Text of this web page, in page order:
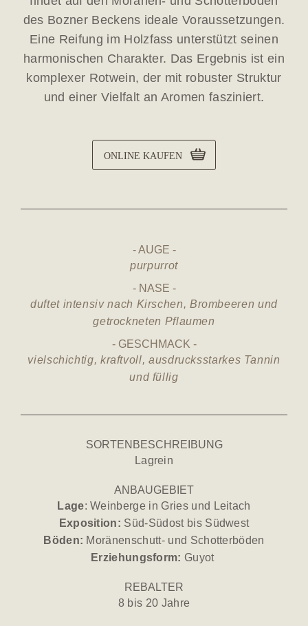
des Bozner Beckens ideale Voraussetzungen.
Eine Reifung im Holzfass unterstützt seinen
harmonischen Charakter. Das Ergebnis ist ein
komplexer Rotwein, der mit robuster Struktur
und einer Vielfalt an Aromen fasziniert.
ONLINE KAUFEN
AUGE
purpurrot
NASE
duftet intensiv nach Kirschen, Brombeeren und
getrockneten Pflaumen
GESCHMACK
vielschichtig, kraftvoll, ausdrucksstarkes Tannin
und füllig
SORTENBESCHREIBUNG
Lagrein
ANBAUGEBIET
Lage: Weinberge in Gries und Leitach
Exposition: Süd-Südost bis Südwest
Böden: Moränenschutt- und Schotterböden
Erziehungsform: Guyot
REBALTER
8 bis 20 Jahre